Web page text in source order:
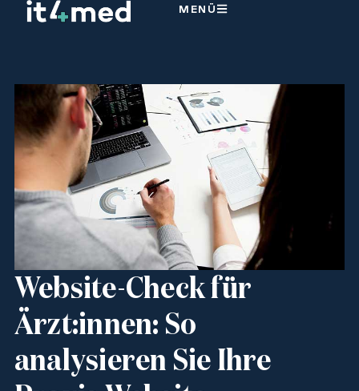
MENÜ
Website-Check für
Ärzt:innen: So
analysieren Sie Ihre